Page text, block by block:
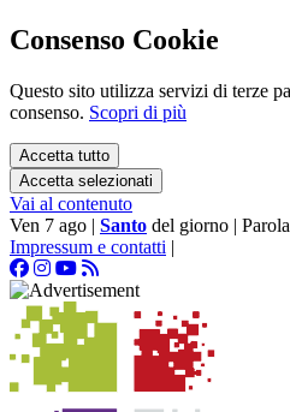
Consenso Cookie
Questo sito utilizza servizi di terze
consenso. Scopri di più
Accetta tutto
Accetta selezionati
Vai al contenuto
Ven 7 ago | Santo del giorno |
Impressum e contatti |